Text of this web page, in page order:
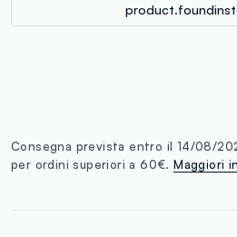
Consegna prevista entro il 14/08/
per ordini superiori a 60€.Maggiori